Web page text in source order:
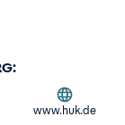
www.huk.de